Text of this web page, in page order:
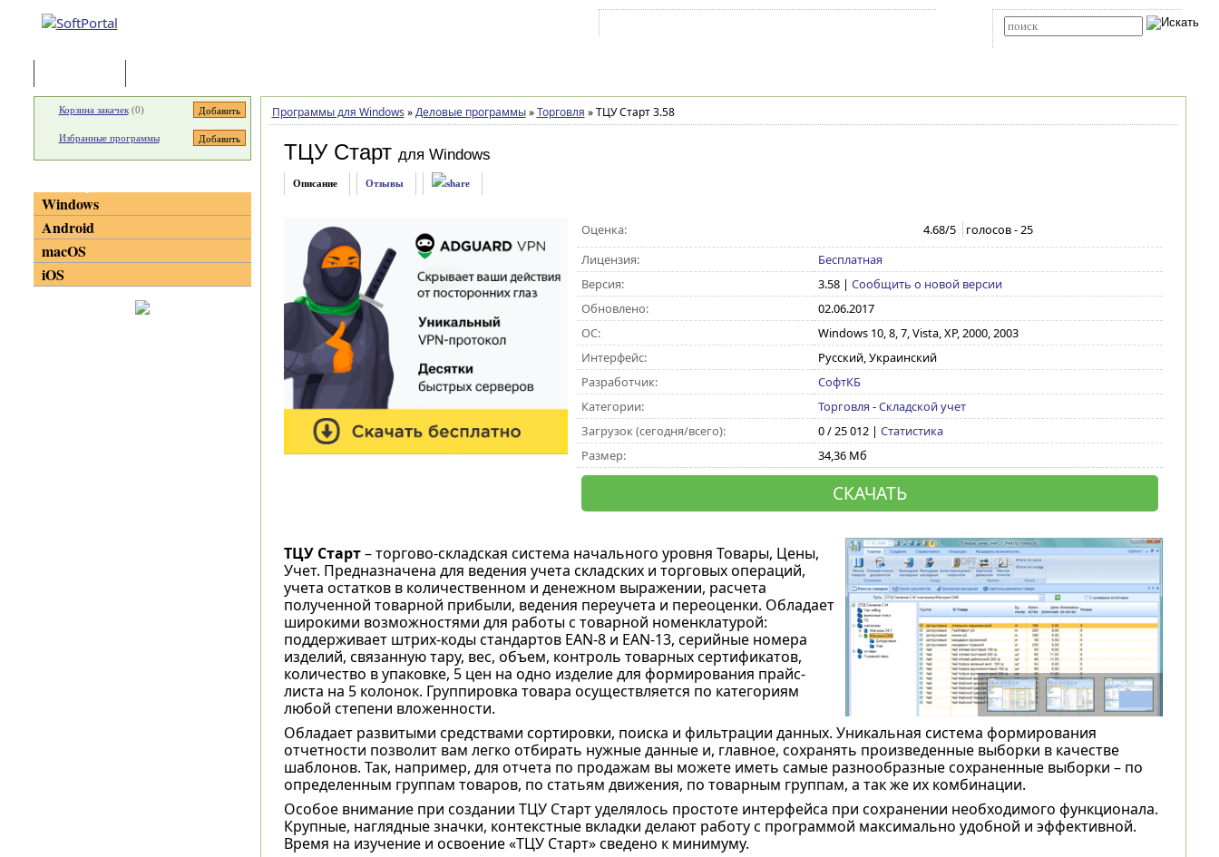
Программы для Windows » Деловые программы » Торговля »ТЦУ Старт 3.58
ТЦУ Старт для Windows
Описание Отзывы
Оценка: 4.68/5 голосов -25
Лицензия:
Бесплатная
Версия:
3.58| Сообщить о новой версии
Обновлено:
02.06.2017
ОС:
Windows 10, 8, 7, Vista, XP, 2000, 2003
Интерфейс:
Русский, Украинский
Разработчик:
СофтКБ
Категории:
Торговля -Складской учет
Загрузок (сегодня/всего):
0 / 25 012 | Статистика
Размер:
34,36 Мб
СКАЧАТЬ
ТЦУ Старт– торгово-складская система начального уровня Товары, Цены,
Учет. Предназначена для ведения учета складских и торговых операций,
учета остатков в количественном и денежном выражении, расчета
полученной товарной прибыли, ведения переучета и переоценки. Обладает
широкими возможностями для работы с товарной номенклатурой:
поддерживает штрих-коды стандартов EAN-8 и EAN-13, серийные номера
изделий, связанную тару, вес, объем, контроль товарных сертификатов,
количество в упаковке, 5 цен на одно изделие для формирования прайс-
листа на 5 колонок. Группировка товара осуществляется по категориям
любой степени вложенности.
Обладает развитыми средствами сортировки, поиска и фильтрации данных. Уникальная система формирования
отчетности позволит вам легко отбирать нужные данные и, главное, сохранять произведенные выборки в качестве
шаблонов. Так, например, для отчета по продажам вы можете иметь самые разнообразные сохраненные выборки – по
определенным группам товаров, по статьям движения, по товарным группам, а так же их комбинации.
Особое внимание при создании ТЦУ Старт уделялось простоте интерфейса при сохранении необходимого функционала.
Крупные, наглядные значки, контекстные вкладки делают работу с программой максимально удобной и эффективной.
Время на изучение и освоение «ТЦУ Старт» сведено к минимуму.
Корзина закачек(0)
Избранные программы
Windows
Android
macOS
iOS